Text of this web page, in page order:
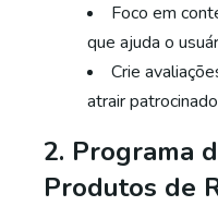
Foco em
que ajuda o
Crie
atrair
2. Programa
Produtos de